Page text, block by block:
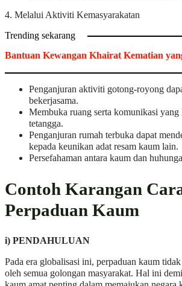
4. Melalui Aktiviti Kemasyarakatan
Trending sekarang
Bantuan Kewangan Khairat Kematian
Penganjuran aktiviti gotong-royong
bekerjasama.
Membuka ruang serta komunikasi
tetangga.
Penganjuran rumah terbuka dapat
kepada keunikan adat resam kaum lain.
Persefahaman antara kaum dan
Contoh Karangan
Perpaduan Kaum
i) PENDAHULUAN
Pada era globalisasi ini, perpaduan kaum
oleh semua golongan masyarakat. Hal ini